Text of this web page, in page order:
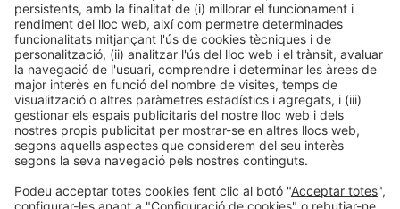
Informació legalAvís legal Política de privacitatPolítica de cookies